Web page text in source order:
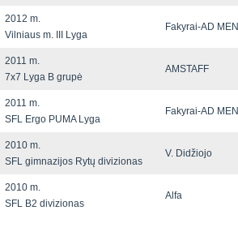
2012 m.
Vilniaus m. III Lyga
Fakyrai-AD MEN
2011 m.
7x7 Lyga B grupė
AMSTAFF
2011 m.
SFL Ergo PUMA Lyga
Fakyrai-AD MEN
2010 m.
SFL gimnazijos Rytų divizionas
V. Didžiojo
2010 m.
SFL B2 divizionas
Alfa